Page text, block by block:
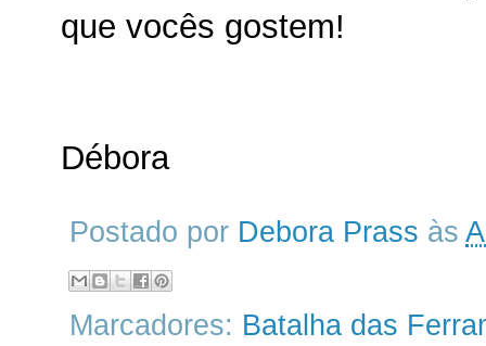
que vocês gostem!
Débora
Postado por Debora Prass às
Marcadores: Batalha das